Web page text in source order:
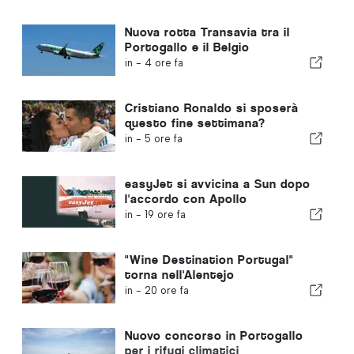
Nuova rotta Transavia tra il
Portogallo e il Belgio
in - 4 ore fa
Cristiano Ronaldo si sposerà
questo fine settimana?
in - 5 ore fa
easyJet si avvicina a Sun dopo
l'accordo con Apollo
in - 19 ore fa
"Wine Destination Portugal"
torna nell'Alentejo
in - 20 ore fa
Nuovo concorso in Portogallo
per i rifugi climatici